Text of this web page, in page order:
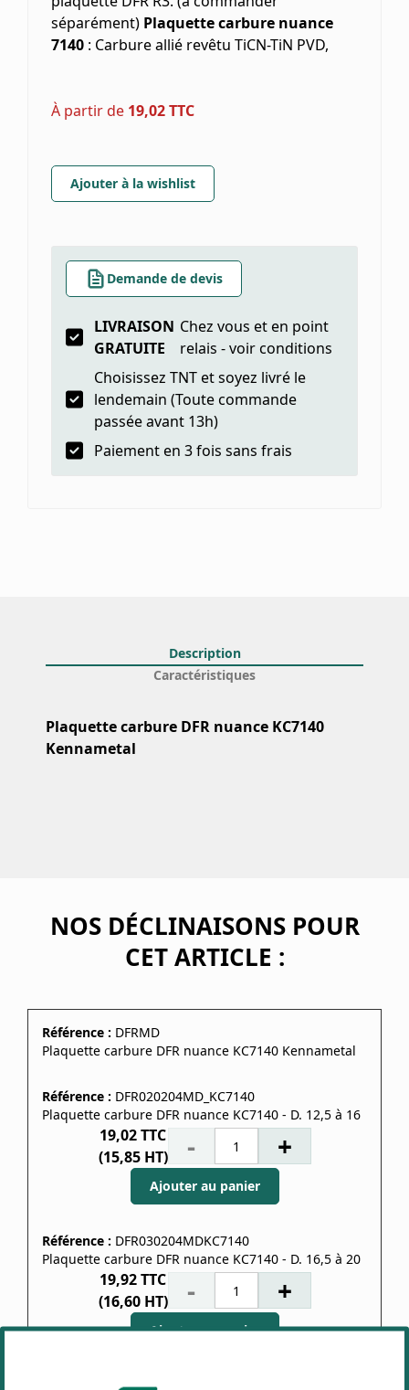
séparément) Plaquette carbure nuance
7140 : Carbure allié revêtu TiCN-TiN PVD,
À partir de 19,02TTC
Ajouter à la wishlist
Demande de devis
LIVRAISON
GRATUITE
Chez vous et en point
relais - voir conditions
Choisissez TNT et soyez livré le
lendemain (Toute commande
passée avant 13h)
Paiement en 3 fois sans frais
Description
Caractéristiques
Plaquette carbure DFR nuance KC7140
Kennametal
NOS DÉCLINAISONS POUR
CET ARTICLE :
Référence : DFRMD
Plaquette carbure DFR nuance KC7140 Kennametal
Référence : DFR020204MD_KC7140
Plaquette carbure DFR nuance KC7140 - D. 12,5 à 16
19,02TTC
(15,85HT) - +
Ajouter au panier
Référence : DFR030204MDKC7140
Plaquette carbure DFR nuance KC7140 - D. 16,5 à 20
19,92TTC
(16,60HT) - +
Ajouter au panier
DFR040304MDKC7140